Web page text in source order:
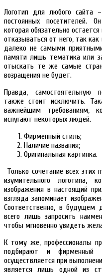
Логотип для любого сайта
постоянных посетителей.
которая обязательно
отказываться от него, так
далеко не самыми
памяти лишь тематика или
отыскать те же самые
возращения не будет.
Правда, самостоятельную
также стоит исключить.
важнейшим требованиям,
испугают некоторых людей.
Фирменный стиль;
Наличие названия;
Оригинальная картинка.
Только сочетание всех этих
изумительного логотипа,
изображения в настоящий
взгляда запоминает
Соответственно, в будущем
всего лишь запросить
чтобы мгновенно увидеть
К тому же, профессионалы
подбирают и фирменный
осуществляется при
является лишь одной из